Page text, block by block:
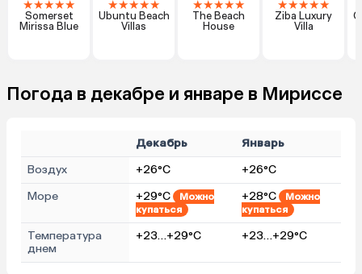
★★★★★
Somerset
Mirissa Blue
★★★★★
Ubuntu Beach
Villas
★★★★★
The Beach
House
★★★★★
Ziba Luxury
Villa
Погода в декабре и январе в Мириссе
Декабрь
Январь
Воздух
+26°C
+26°C
Море
+29°C
Можно
купаться
+28°C
Можно
купаться
Температура
днем
+23…+29°C +23…+29°C